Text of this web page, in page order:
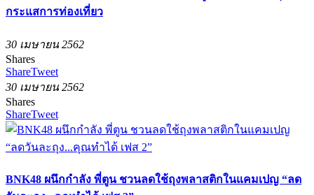
กระแสการท่องเที่ยว
30 เมษายน 2562
Shares
ShareTweet
30 เมษายน 2562
Shares
ShareTweet
BNK48 ผนึกกำลัง พี่ตูน ชวนลดใช้ถุงพลาสติกในแคมเปญ “ลด